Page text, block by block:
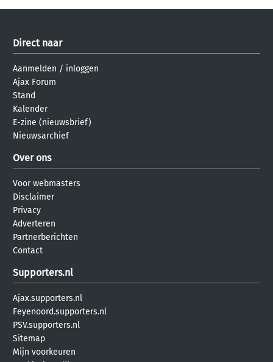
Direct naar
Aanmelden / inloggen
Ajax Forum
Stand
Kalender
E-zine (nieuwsbrief)
Nieuwsarchief
Over ons
Voor webmasters
Disclaimer
Privacy
Adverteren
Partnerberichten
Contact
Supporters.nl
Ajax.supporters.nl
Feyenoord.supporters.nl
PSV.supporters.nl
Sitemap
Mijn voorkeuren